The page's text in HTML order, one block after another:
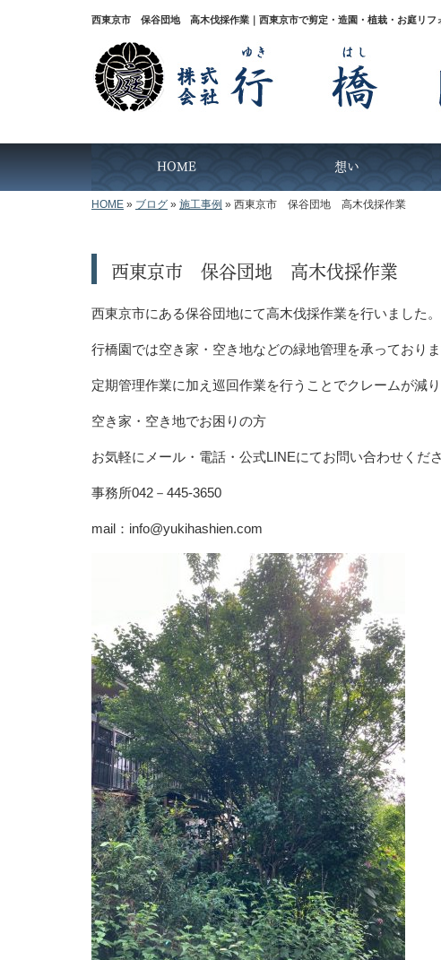
西東京市 保谷団地 高木伐採作業｜西東京市で剪定・造園・植栽・お庭リフ
HOME 想い
HOME » ブログ » 施工事例 » 西東京市 保谷団地 高木伐採作業
西東京市 保谷団地 高木伐採作業
西東京市にある保谷団地にて高木伐採作業を行いました。
行橋園では空き家・空き地などの緑地管理を承っておりま
定期管理作業に加え巡回作業を行うことでクレームが減り
空き家・空き地でお困りの方
お気軽にメール・電話・公式LINEにてお問い合わせくださ
事務所042－445-3650
mail：info@yukihashien.com